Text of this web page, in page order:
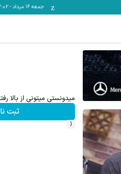
جمعه ۱۶ مرداد -
میدونستی میتونی از
ثبت
‹